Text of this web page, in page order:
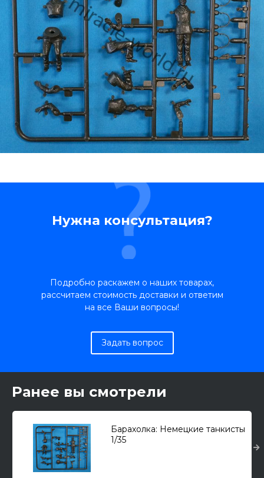
Нужна консультация?
Подробно раскажем о наших товарах,
рассчитаем стоимость доставки и ответим
на все Ваши вопросы!
Задать вопрос
Ранее вы смотрели
Барахолка: Немецкие танкисты
1/35